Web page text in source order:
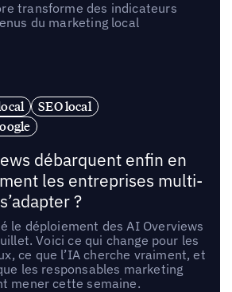
transforme des indicateurs
du marketing local
SEO local
débarquent enfin en
les entreprises multi-
?
le déploiement des AI Overviews
Voici ce qui change pour les
ce que l’IA cherche vraiment, et
les responsables marketing
mener cette semaine.